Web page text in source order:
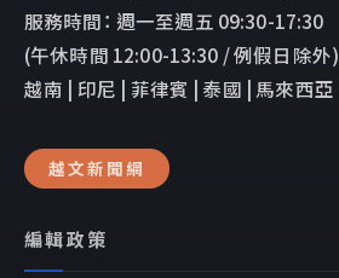
服務時間： 週一至週五 09:30-17:30
(午休時間 12:00-13:30 / 例假日除外)
越南 | 印尼 | 菲律賓 | 泰國 | 馬來西亞
越文新聞網
編輯政策